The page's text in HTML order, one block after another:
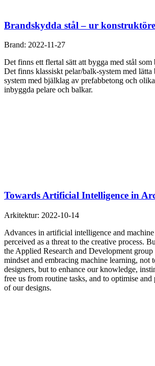
Brandskydda stål – ur
Brand: 2022-11-27
Det finns ett flertal sätt att bygga med stål
Det finns klassiskt pelar/balk-system med
system med bjälklag av prefabbetong och
inbyggda pelare och balkar.
Towards Artificial Intelligence in
Arkitektur: 2022-10-14
Advances in artificial intelligence and
perceived as a threat to the creative process.
the Applied Research and Development
mindset and embracing machine learning, not
designers, but to enhance our knowledge,
free us from routine tasks, and to optimise and
of our designs.